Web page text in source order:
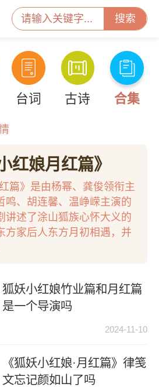
搜索
台词 古诗 合集
红娘月红篇》
篇》是由杨幂、龚俊领衔主
鸣、胡连馨、温峥嵘主演的
讲述了涂山狐族心怀大义的
方家后人东方月初相遇，并
狐妖小红娘竹业篇和月红篇
是一个导演吗
2024-11-10
《狐妖小红娘·月红篇》律笺
文忘记颜如山了吗